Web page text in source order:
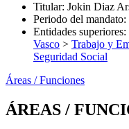
Titular: Jokin Diaz
Periodo del mandato:
Entidades superiores:
Vasco > Trabajo y
Seguridad Social
Áreas / Funciones
ÁREAS /